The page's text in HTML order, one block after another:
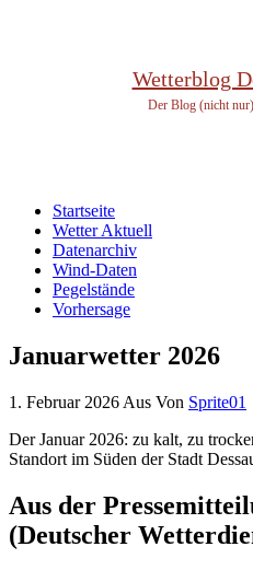
Wetterblog
Der Blog (nicht
Startseite
Wetter Aktuell
Datenarchiv
Wind-Daten
Pegelstände
Vorhersage
Januarwetter 2026
1. Februar 2026 Aus Von Sprite01
Der Januar 2026: zu kalt, zu
Standort im Süden der Stadt
Aus der
(Deutscher